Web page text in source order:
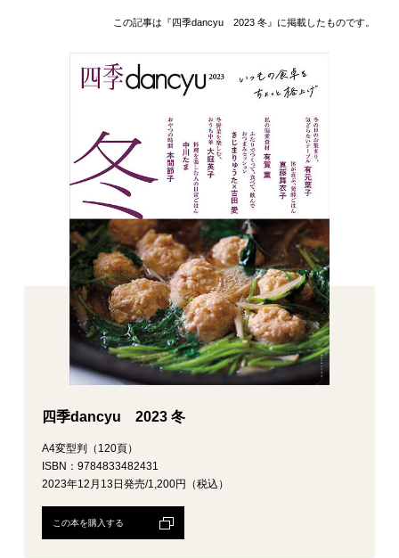
この記事は『四季dancyu 2023 冬』に掲載したものです。
四季dancyu 2023 冬
A4変型判（120頁）
ISBN：9784833482431
2023年12月13日発売/1,200円（税込）
この本を購入する